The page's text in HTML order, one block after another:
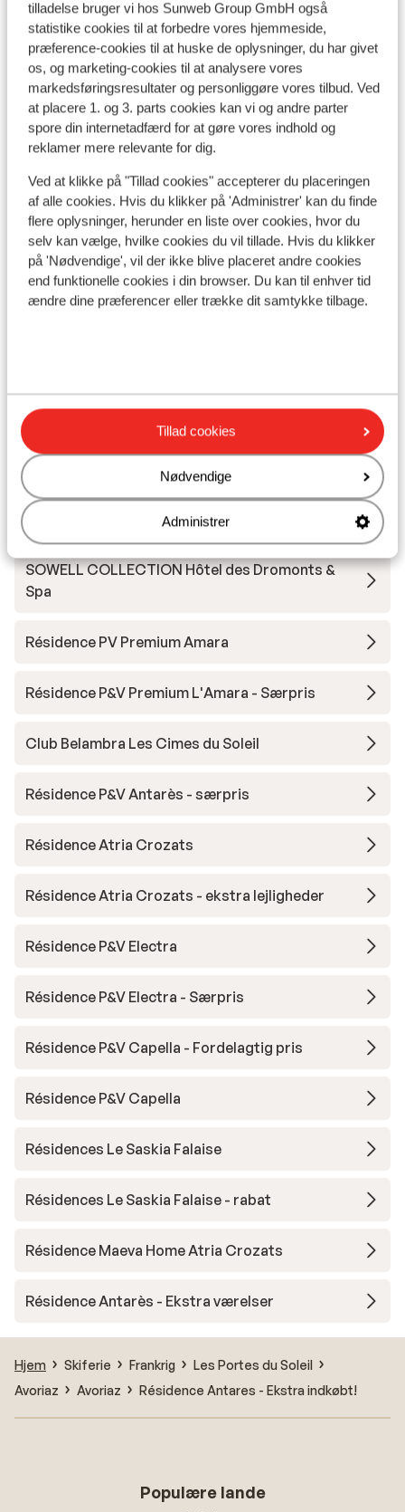
tilladelse bruger vi hos Sunweb Group GmbH også
statistike cookies til at forbedre vores hjemmeside,
præference-cookies til at huske de oplysninger, du har givet
os, og marketing-cookies til at analysere vores
markedsføringsresultater og personliggøre vores tilbud. Ved
at placere 1. og 3. parts cookies kan vi og andre parter
spore din internetadfærd for at gøre vores indhold og
reklamer mere relevante for dig.
Ved at klikke på "Tillad cookies" accepterer du placeringen
af alle cookies. Hvis du klikker på 'Administrer' kan du finde
flere oplysninger, herunder en liste over cookies, hvor du
selv kan vælge, hvilke cookies du vil tillade. Hvis du klikker
på 'Nødvendige', vil der ikke blive placeret andre cookies
end funktionelle cookies i din browser. Du kan til enhver tid
ændre dine præferencer eller trække dit samtykke tilbage.
Tillad cookies
Nødvendige
Administrer
Se på kort
I området
I centrum
Afstand til lufthavn ca. 96 kilometer
Afstand til togstation ca. 45 kilometer
Afstand til skilift ca. 250 meter
Liftkort/skileje/undervisning
Undervisning
Andre overnatningssteder i Avoriaz
SOWELL COLLECTION Hôtel des Dromonts &
Spa
Résidence PV Premium Amara
Résidence P&V Premium L'Amara - Særpris
Club Belambra Les Cimes du Soleil
Résidence P&V Antarès - særpris
Résidence Atria Crozats
Résidence Atria Crozats - ekstra lejligheder
Résidence P&V Electra
Résidence P&V Electra - Særpris
Résidence P&V Capella - Fordelagtig pris
Résidence P&V Capella
Résidences Le Saskia Falaise
Résidences Le Saskia Falaise - rabat
Résidence Maeva Home Atria Crozats
Résidence Antarès - Ekstra værelser
Hjem Skiferie Frankrig
Les Portes du Soleil
Avoriaz
Avoriaz Résidence Antares - Ekstra indkøbt!
Populære lande